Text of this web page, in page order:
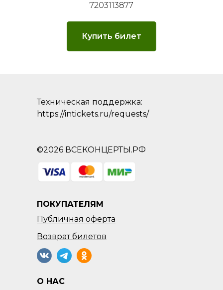
7203113877
Купить билет
Техническая поддержка:
https://intickets.ru/requests/
©2026 ВСЕКОНЦЕРТЫ.РФ
ПОКУПАТЕЛЯМ
Публичная оферта
О НАС
Возвратбилетов